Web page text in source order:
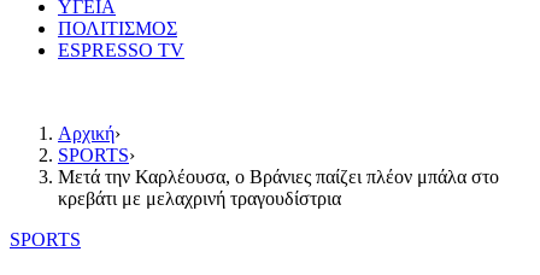
ΥΓΕΙΑ
ΠΟΛΙΤΙΣΜΟΣ
ESPRESSO TV
Αρχική›
SPORTS›
Μετά την Καρλέουσα, ο Βράνιες παίζει πλέον μπάλα στο
κρεβάτι με μελαχρινή τραγουδίστρια
SPORTS